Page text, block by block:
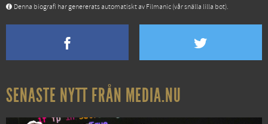
Denna biografi har genererats automatiskt av Filmanic (vår snälla lilla bot).
SENASTE NYTT FRÅN MEDIA.NU